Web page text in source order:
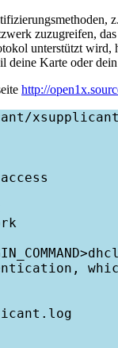
zuzugreifen,
unterstützt
Karte oder
http://